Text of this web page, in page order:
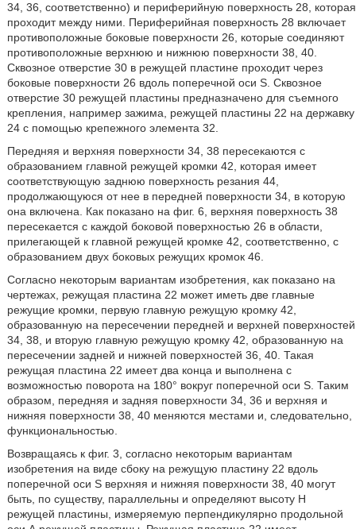
34, 36, соответственно) и периферийную поверхность 28, которая
проходит между ними. Периферийная поверхность 28 включает
противоположные боковые поверхности 26, которые соединяют
противоположные верхнюю и нижнюю поверхности 38, 40.
Сквозное отверстие 30 в режущей пластине проходит через
боковые поверхности 26 вдоль поперечной оси S. Сквозное
отверстие 30 режущей пластины предназначено для съемного
крепления, например зажима, режущей пластины 22 на державку
24 с помощью крепежного элемента 32.
Передняя и верхняя поверхности 34, 38 пересекаются с
образованием главной режущей кромки 42, которая имеет
соответствующую заднюю поверхность резания 44,
продолжающуюся от нее в передней поверхности 34, в которую
она включена. Как показано на фиг. 6, верхняя поверхность 38
пересекается с каждой боковой поверхностью 26 в области,
прилегающей к главной режущей кромке 42, соответственно, с
образованием двух боковых режущих кромок 46.
Согласно некоторым вариантам изобретения, как показано на
чертежах, режущая пластина 22 может иметь две главные
режущие кромки, первую главную режущую кромку 42,
образованную на пересечении передней и верхней поверхностей
34, 38, и вторую главную режущую кромку 42, образованную на
пересечении задней и нижней поверхностей 36, 40. Такая
режущая пластина 22 имеет два конца и выполнена с
возможностью поворота на 180° вокруг поперечной оси S. Таким
образом, передняя и задняя поверхности 34, 36 и верхняя и
нижняя поверхности 38, 40 меняются местами и, следовательно,
функциональностью.
Возвращаясь к фиг. 3, согласно некоторым вариантам
изобретения на виде сбоку на режущую пластину 22 вдоль
поперечной оси S верхняя и нижняя поверхности 38, 40 могут
быть, по существу, параллельны и определяют высоту Н
режущей пластины, измеряемую перпендикулярно продольной